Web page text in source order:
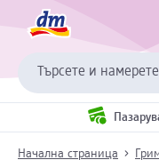
Търсете и намерете
Начална страница